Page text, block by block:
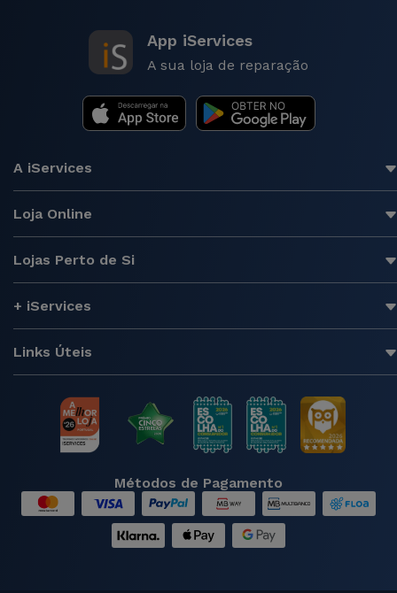
App iServices
A sua loja de reparação
A iServices
Loja Online
Lojas Perto de Si
+ iServices
Links Úteis
Métodos de Pagamento